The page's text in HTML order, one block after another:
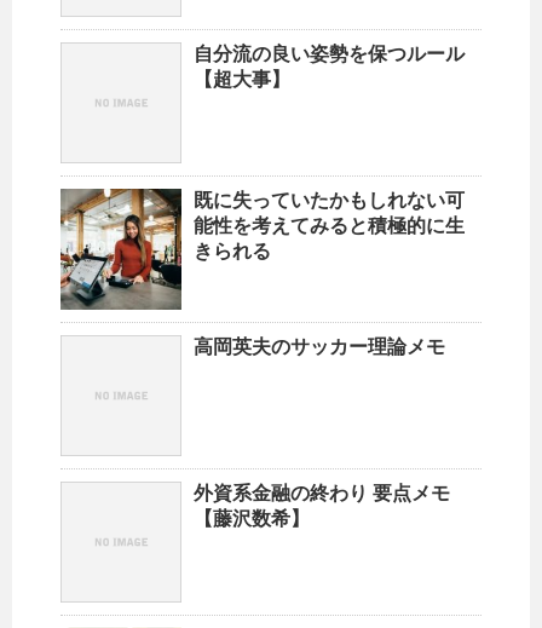
自分流の良い姿勢を保つルール
【超大事】
既に失っていたかもしれない可
能性を考えてみると積極的に生
きられる
高岡英夫のサッカー理論メモ
外資系金融の終わり 要点メモ
【藤沢数希】